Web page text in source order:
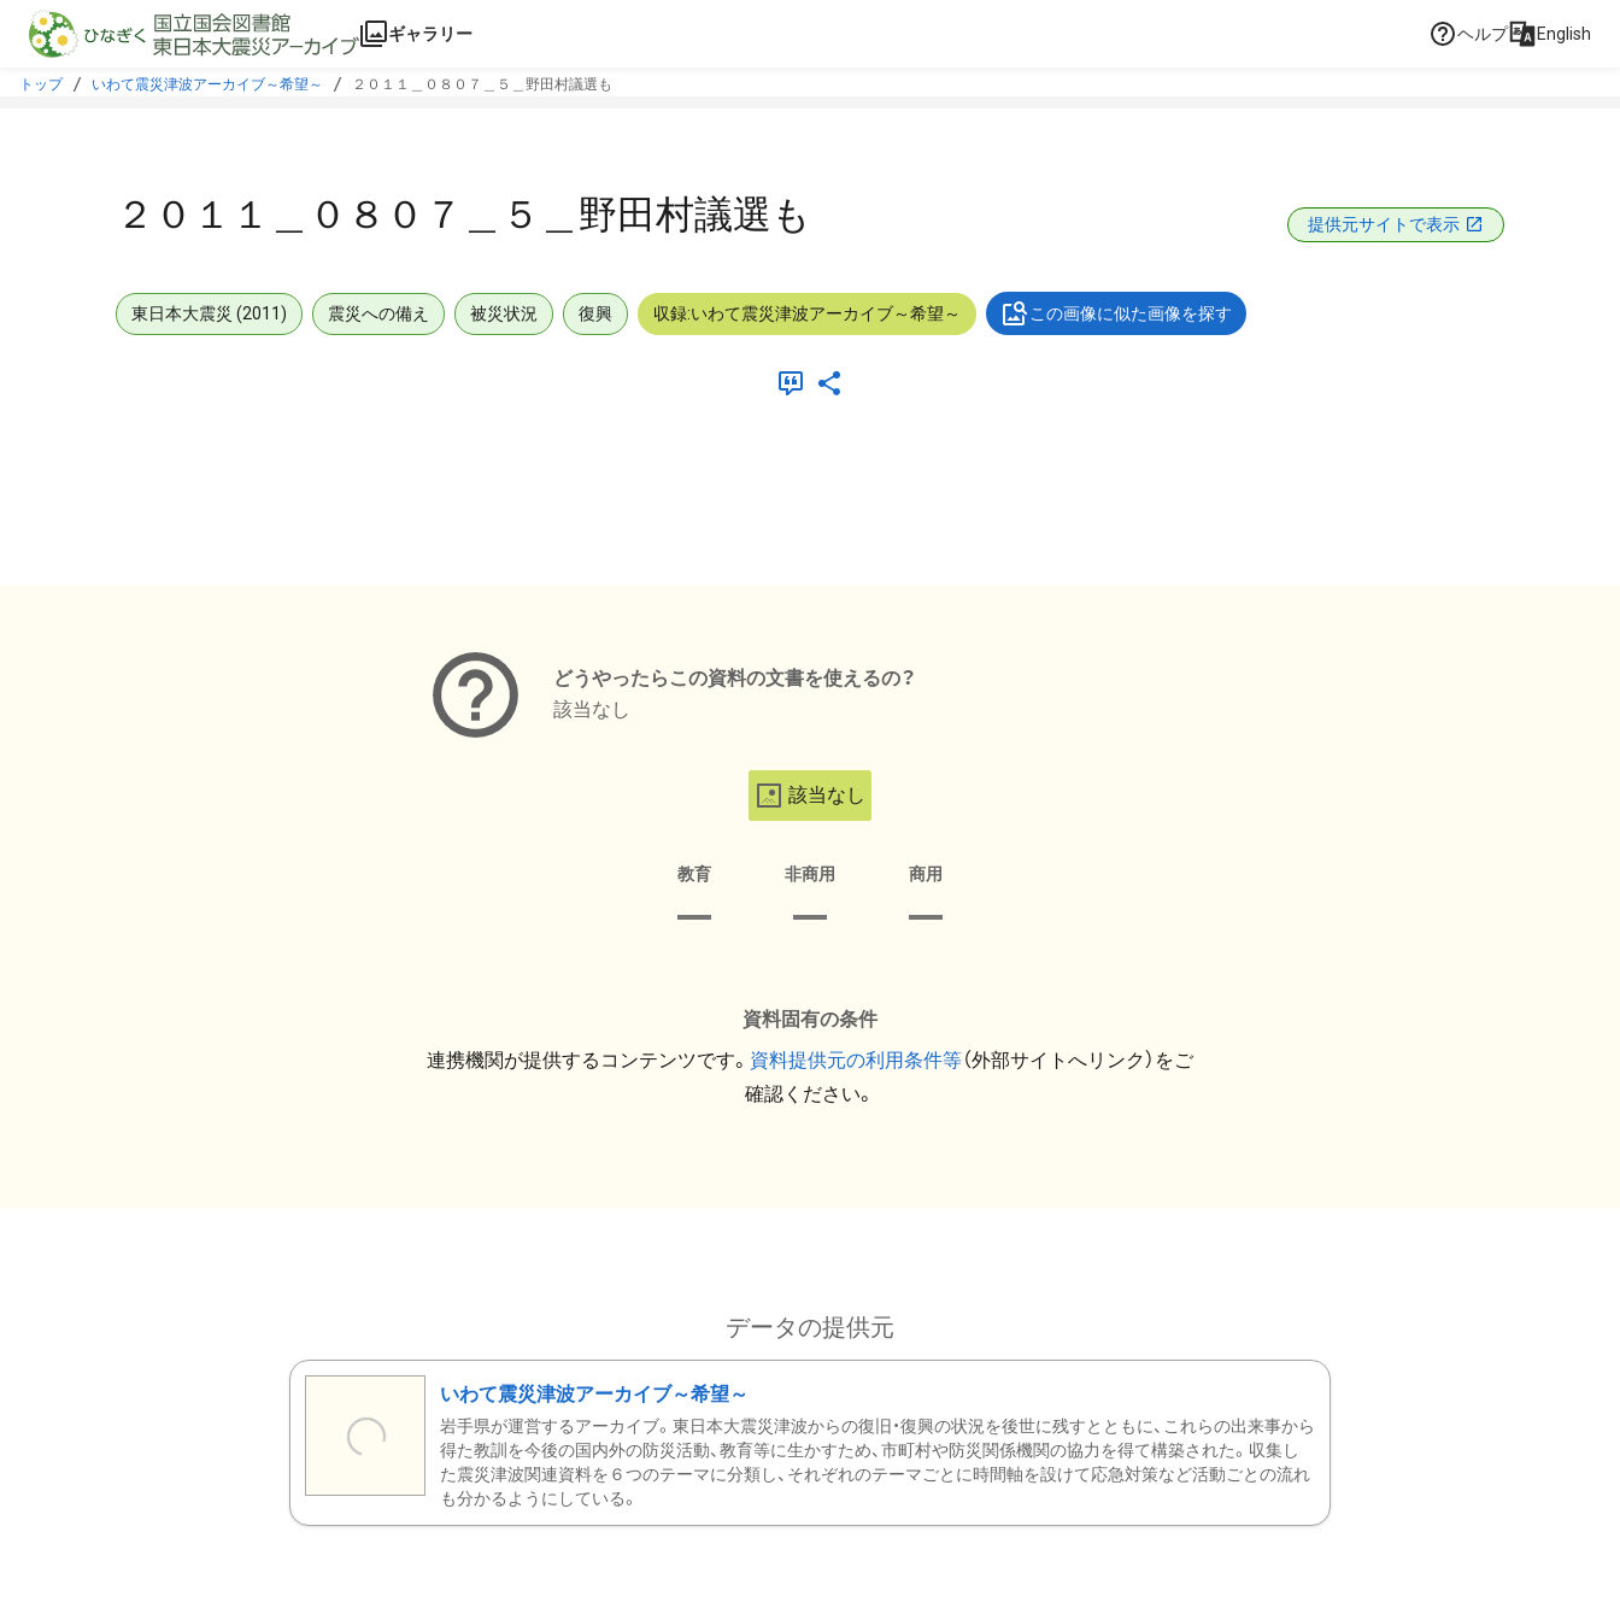
本文に飛ぶ
ギャラリー ヘルプ English
トップ いわて震災津波アーカイブ～希望～ ２０１１＿０８０７＿５＿野田村議選も
２０１１＿０８０７＿５＿野田村議選も 提供元サイトで表示
東日本大震災 (2011) 震災への備え 被災状況 復興 収録:いわて震災津波アーカイブ～希望～ この画像に似た画像を探す
どうやったらこの資料の文書を使えるの？
該当なし
該当なし
教育 非商用 商用
資料固有の条件
連携機関が提供するコンテンツです。 資料提供元の利用条件等（外部サイトへリンク）をご
確認ください。
データの提供元
いわて震災津波アーカイブ～希望～
岩手県が運営するアーカイブ。東日本大震災津波からの復旧・復興の状況を後世に残すとともに、これらの出来事から
得た教訓を今後の国内外の防災活動、教育等に生かすため、市町村や防災関係機関の協力を得て構築された。収集し
た震災津波関連資料を６つのテーマに分類し、それぞれのテーマごとに時間軸を設けて応急対策など活動ごとの流れ
も分かるようにしている。